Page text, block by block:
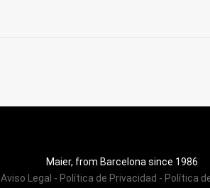
Maier, from Barcelona since 1986
Aviso Legal - Política de Privacidad - Política